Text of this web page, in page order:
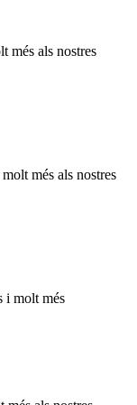
més als nostres
més als nostres
i molt més